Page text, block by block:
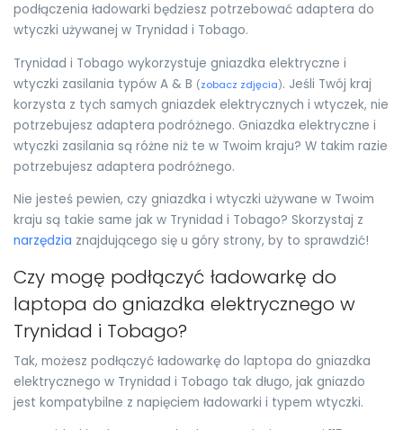
podłączenia ładowarki będziesz potrzebować adaptera do
wtyczki używanej w Trynidad i Tobago.
Trynidad i Tobago wykorzystuje gniazdka elektryczne i
wtyczki zasilania typów A & B (zobacz zdjęcia). Jeśli Twój kraj
korzysta z tych samych gniazdek elektrycznych i wtyczek, nie
potrzebujesz adaptera podróżnego. Gniazdka elektryczne i
wtyczki zasilania są różne niż te w Twoim kraju? W takim razie
potrzebujesz adaptera podróżnego.
Nie jesteś pewien, czy gniazdka i wtyczki używane w Twoim
kraju są takie same jak w Trynidad i Tobago? Skorzystaj z
narzędzia znajdującego się u góry strony, by to sprawdzić!
Czy mogę podłączyć ładowarkę do
laptopa do gniazdka elektrycznego w
Trynidad i Tobago?
Tak, możesz podłączyć ładowarkę do laptopa do gniazdka
elektrycznego w Trynidad i Tobago tak długo, jak gniazdo
jest kompatybilne z napięciem ładowarki i typem wtyczki.